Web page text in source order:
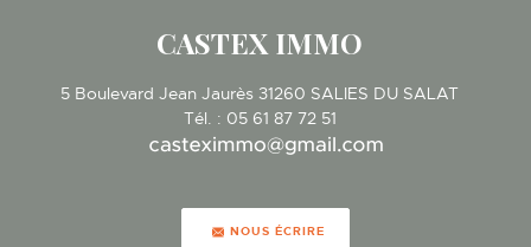
CASTEX IMMO
5 Boulevard Jean Jaurès 31260 SALIES DU SALAT
Tél. : 05 61 87 72 51
NOUS ÉCRIRE